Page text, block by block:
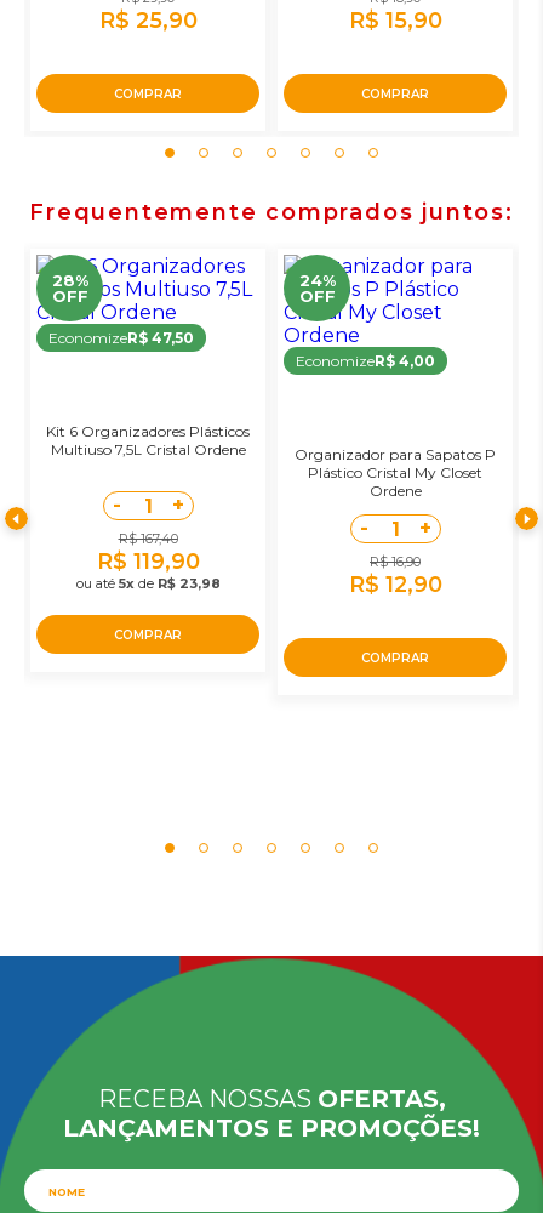
R$ 25,90
COMPRAR
R$ 15,90
COMPRAR
Frequentemente comprados juntos
28%
OFF
EconomizeR$ 47,50
Kit 6 Organizadores Plásticos
Multiuso 7,5L Cristal Ordene
- 1 +
R$ 167,40
R$ 119,90
ou até 5xde R$ 23,98
COMPRAR
24%
OFF
EconomizeR$ 4,00
Organizador para Sapatos P
Plástico Cristal My Closet
Ordene
- 1 +
R$ 16,90
R$ 12,90
COMPRAR
RECEBA NOSSAS OFERTAS,
LANÇAMENTOS E PROMOÇÕES!